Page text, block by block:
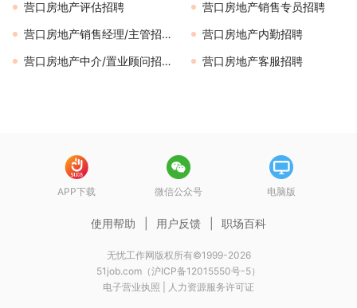
营口房地产评估招聘
营口房地产销售专员招聘
营口房地产销售经理/主管招聘
营口房地产内勤招聘
营口房地产中介/置业顾问招聘
营口房地产客服招聘
APP下载 微信公众号 电脑版
使用帮助 用户反馈 职场百科
无忧工作网版权所有©1999-2026
51job.com（沪ICP备12015550号-5）
电子营业执照
人力资源服务许可证